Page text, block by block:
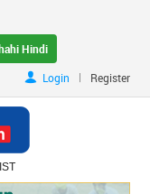
Hindi
Login
| Register